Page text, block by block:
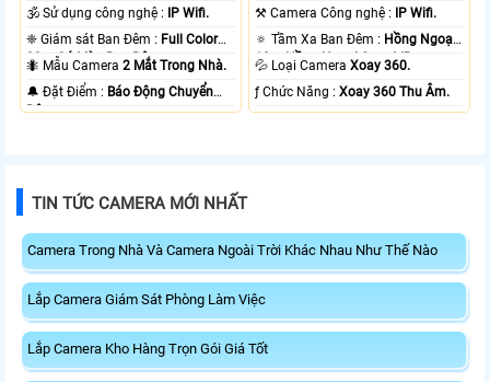
🕉️ Sử dụng công nghệ : IP Wifi.
❈ Giám sát Ban Đêm : Full Color
20m Có Màu Ban Ðêm.
🐜 Mẫu Camera2 Mắt Trong Nhà.
️🔔 Đặt Điểm : Báo Động Chuyển
Động.
⚒ Camera Công nghệ : IP Wifi.
🔅 Tầm Xa Ban Đêm : Hồng Ngoại
10m Hồng Ngoại Smart IR.
💦 Loại CameraXoay 360.
️ƒ Chức Năng :Xoay 360 Thu Âm.
TIN TỨC CAMERA MỚI NHẤT
Camera Trong Nhà Và Camera Ngoài Trời Khác Nhau Như Thế Nào
Lắp Camera Giám Sát Phòng Làm Việc
Lắp Camera Kho Hàng Trọn Gói Giá Tốt